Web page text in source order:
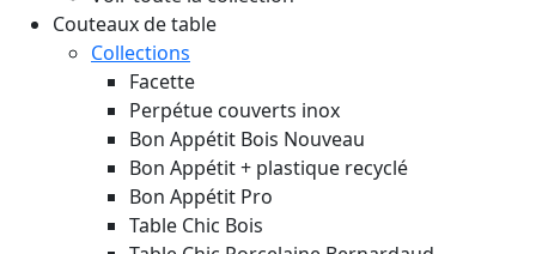
Couteaux de table
Collections
Facette
Perpétue couverts inox
Bon Appétit Bois Nouveau
Bon Appétit + plastique recyclé
Bon Appétit Pro
Table Chic Bois